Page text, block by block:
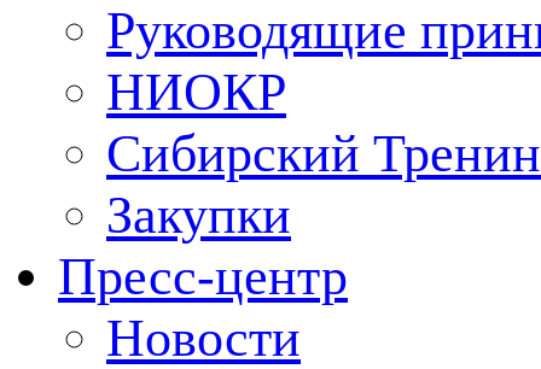
Руководящие
НИОКР
Сибирский
Закупки
Пресс-центр
Новости